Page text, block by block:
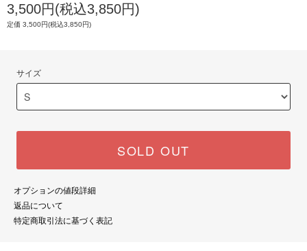
3,500円(税込3,850円)
定価 3,500円(税込3,850円)
サイズ
SOLD OUT
オプションの値段詳細
返品について
特定商取引法に基づく表記